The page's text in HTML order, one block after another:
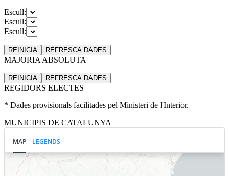
Escull:
Escull:
Escull:
REINICIA REFRESCA DADES
MAJORIA ABSOLUTA
REINICIA REFRESCA DADES
REGIDORS ELECTES
* Dades provisionals facilitades pel Ministeri de l'Interior.
MUNICIPIS DE CATALUNYA